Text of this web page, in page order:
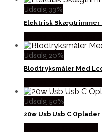
Udsalg 33%
Elektrisk Skægtrimmer
Udsalg 20%
Blodtryksmåler Med
Udsalg 50%
20w Usb Usb C